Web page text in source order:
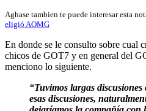
Aghase tambien te puede interesar esta
eligió AOMG
En donde se le consulto sobre cual
chicos de GOT7 y en general del
menciono lo siguiente.
“Tuvimos largas
esas discusiones,